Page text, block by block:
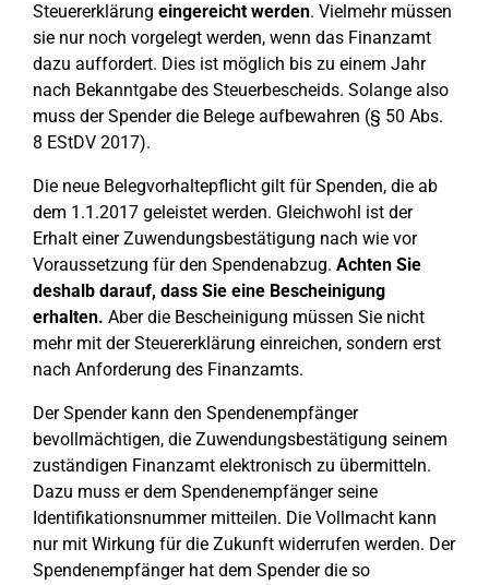
Steuererklärung eingereicht werden. Vielmehr müssen
sie nur noch vorgelegt werden, wenn das Finanzamt
dazu auffordert. Dies ist möglich bis zu einem Jahr
nach Bekanntgabe des Steuerbescheids. Solange also
muss der Spender die Belege aufbewahren (§ 50 Abs.
8 EStDV 2017).
Die neue Belegvorhaltepflicht gilt für Spenden, die ab
dem 1.1.2017 geleistet werden. Gleichwohl ist der
Erhalt einer Zuwendungsbestätigung nach wie vor
Voraussetzung für den Spendenabzug. Achten Sie
deshalb darauf, dass Sie eine Bescheinigung
erhalten. Aber die Bescheinigung müssen Sie nicht
mehr mit der Steuererklärung einreichen, sondern erst
nach Anforderung des Finanzamts.
Der Spender kann den Spendenempfänger
bevollmächtigen, die Zuwendungsbestätigung seinem
zuständigen Finanzamt elektronisch zu übermitteln.
Dazu muss er dem Spendenempfänger seine
Identifikationsnummer mitteilen. Die Vollmacht kann
nur mit Wirkung für die Zukunft widerrufen werden. Der
Spendenempfänger hat dem Spender die so